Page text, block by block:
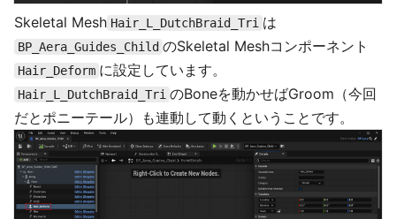
Skeletal Mesh Hair_L_DutchBraid_Tri は
BP_Aera_Guides_Child のSkeletal Meshコンポーネント
Hair_Deform に設定しています。
Hair_L_DutchBraid_Tri のBoneを動かせばGroom（今回
だとポニーテール）も連動して動くということです。